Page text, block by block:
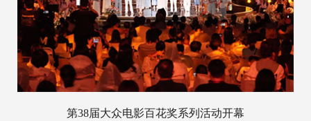
第38届大众电影百花奖系列活动开幕